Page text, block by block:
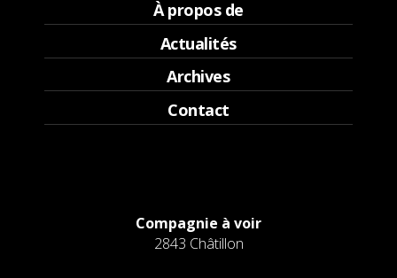
À propos de
Actualités
Archives
Contact
Compagnie à voir
2843 Châtillon